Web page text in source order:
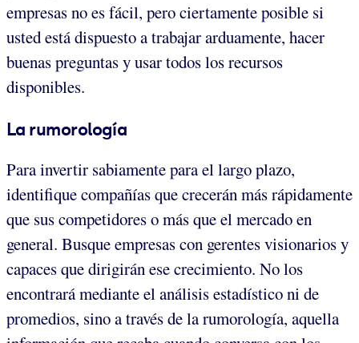
empresas no es fácil, pero ciertamente posible si
usted está dispuesto a trabajar arduamente, hacer
buenas preguntas y usar todos los recursos
disponibles.
La rumorología
Para invertir sabiamente para el largo plazo,
identifique compañías que crecerán más rápidamente
que sus competidores o más que el mercado en
general. Busque empresas con gerentes visionarios y
capaces que dirigirán ese crecimiento. No los
encontrará mediante el análisis estadístico ni de
promedios, sino a través de la rumorología, aquella